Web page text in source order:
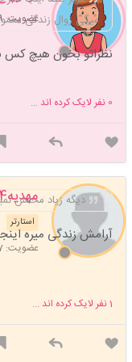
عضویت: 1399/09/09میگی زوال زندگی
نظراتو بخون هیچ کس
0 نفر لایک کرده اند ...
مهدیه6464
استارتر
عضویت: 1405/01/17
دیگه زیاد محلش
آرامش زندگی میره
1نفر لایک کرده اند ...